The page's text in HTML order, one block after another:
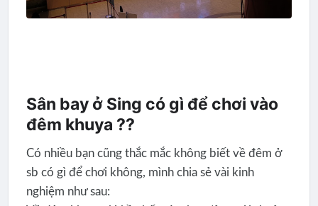
Sân bay ở Sing có gì để chơi vào
đêm khuya ??
Có nhiều bạn cũng thắc mắc không biết về đêm ở
sb có gì để chơi không, mình chia sẻ vài kinh
nghiệm như sau: